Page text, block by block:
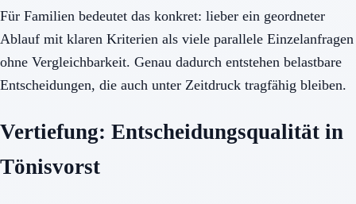
Für Familien bedeutet das konkret: lieber ein geordneter
Ablauf mit klaren Kriterien als viele parallele Einzelanfragen
ohne Vergleichbarkeit. Genau dadurch entstehen belastbare
Entscheidungen, die auch unter Zeitdruck tragfähig bleiben.
Vertiefung: Entscheidungsqualität in
Tönisvorst